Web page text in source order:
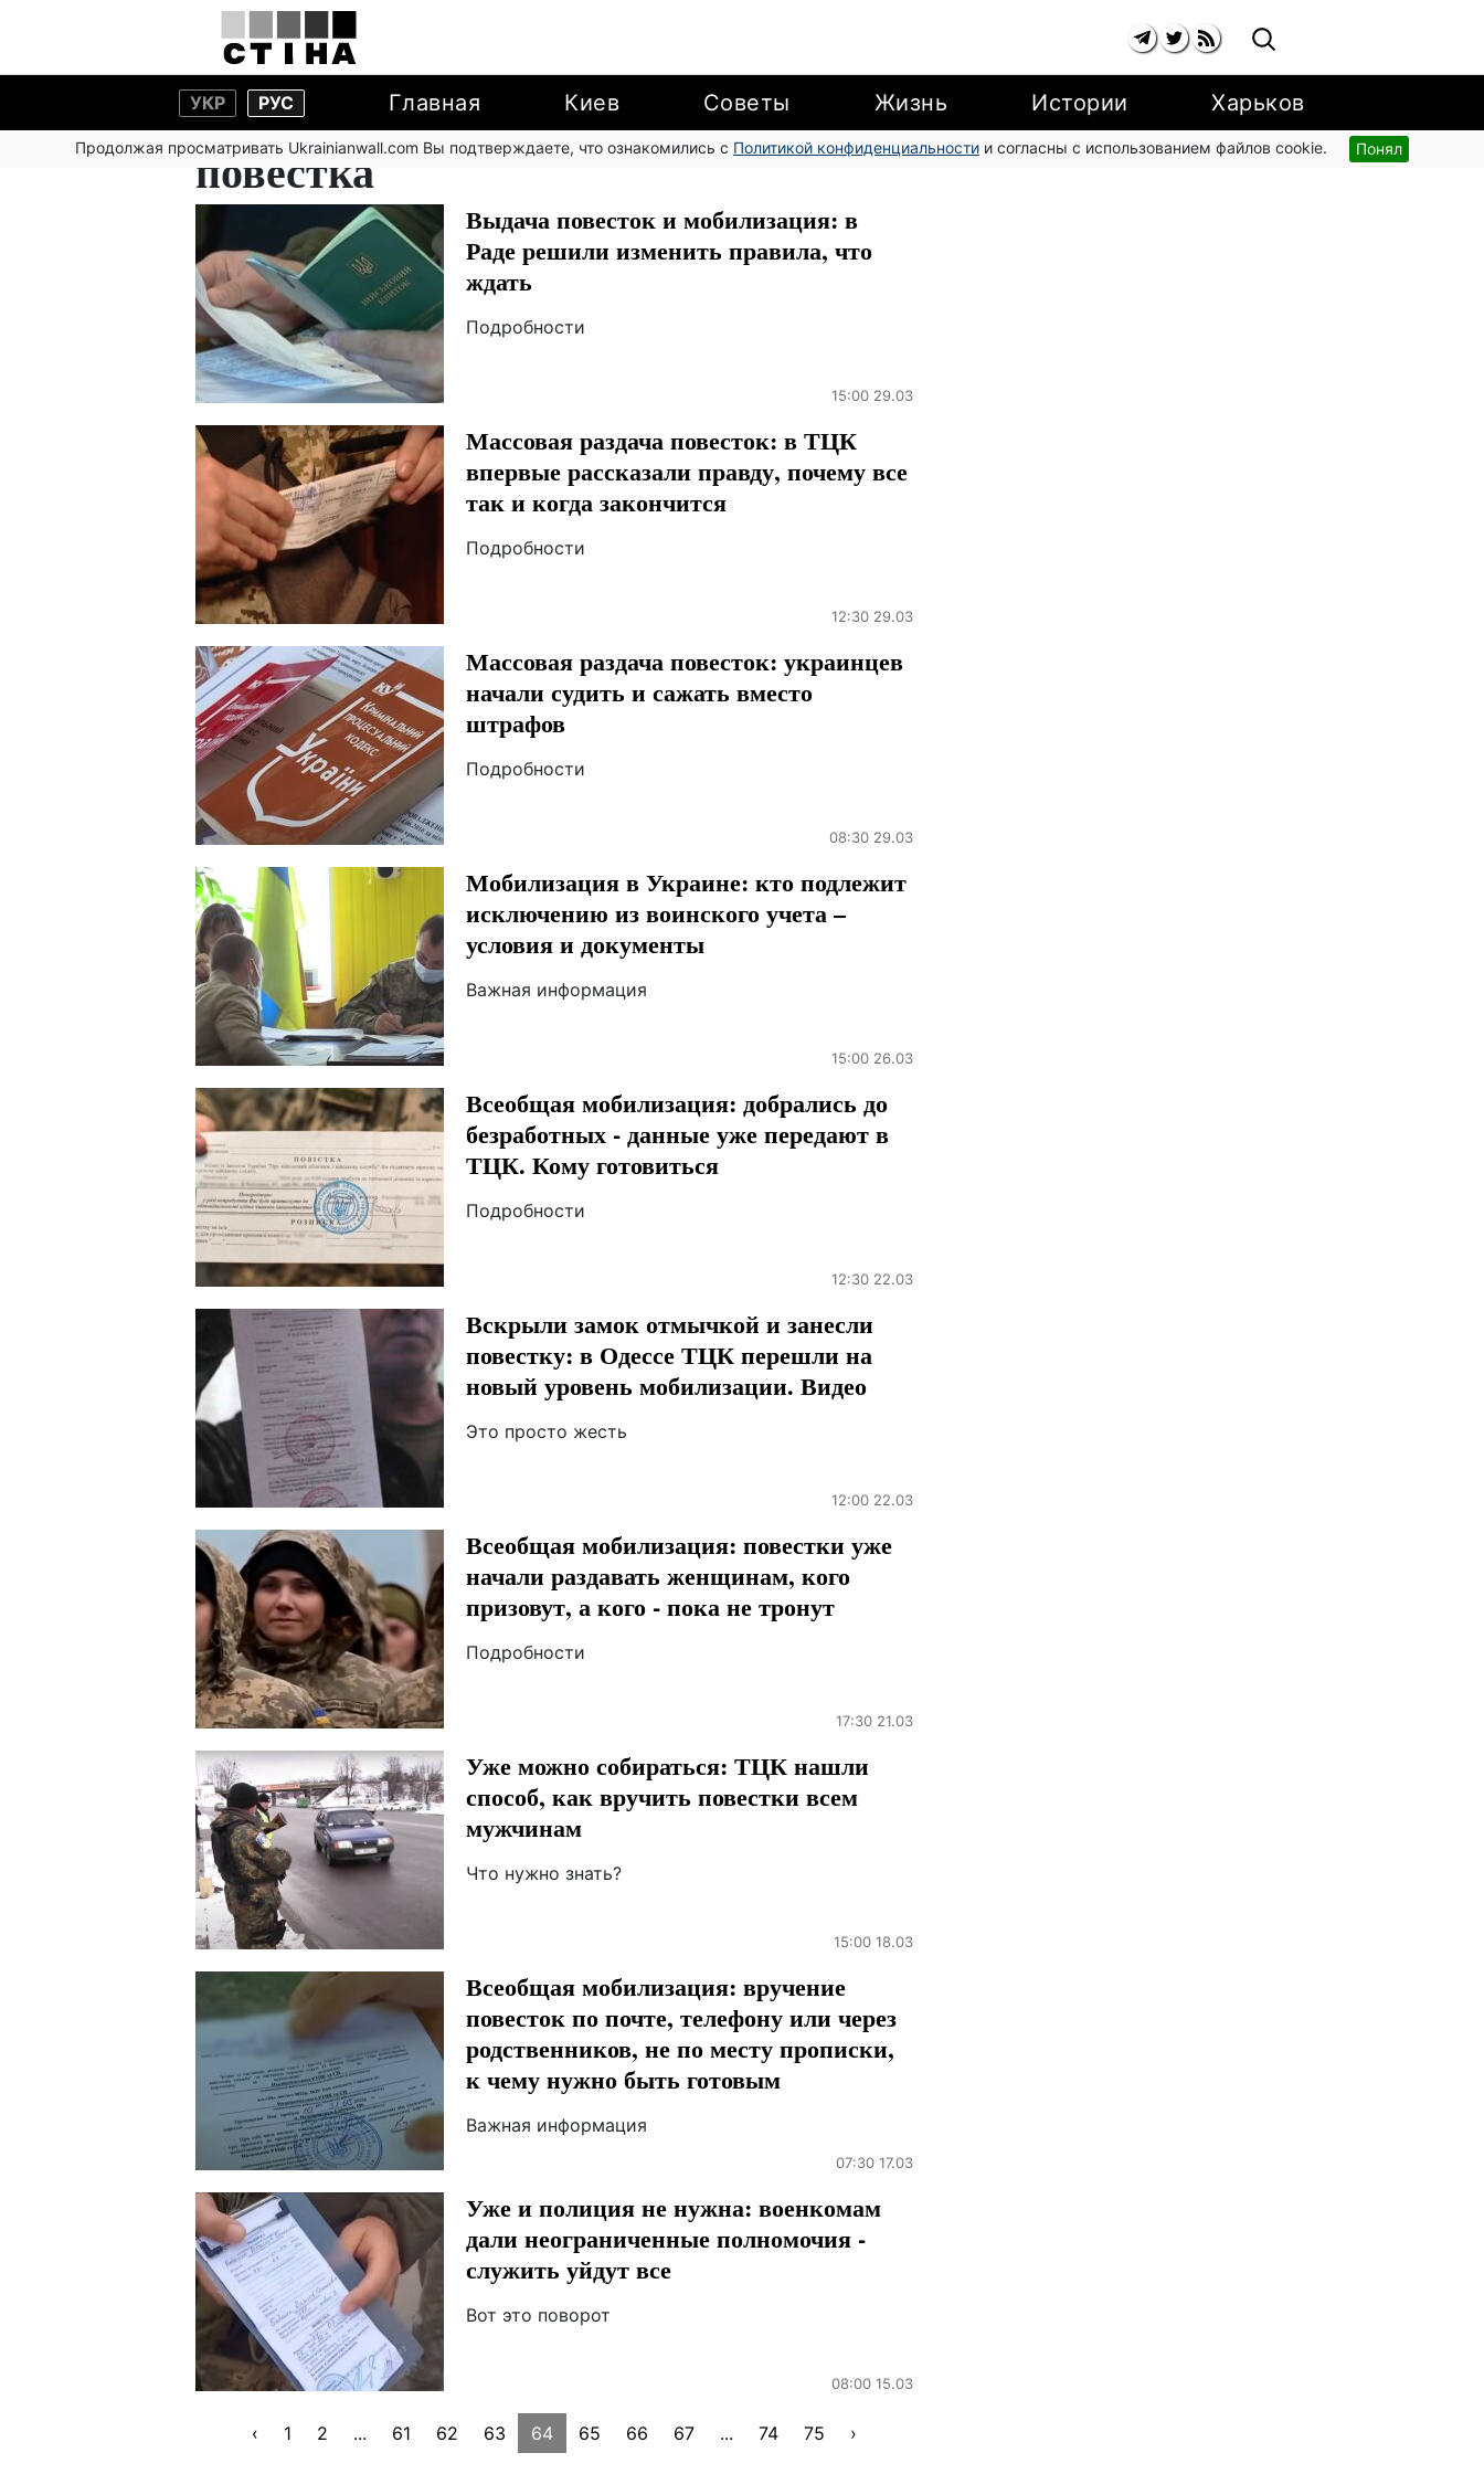
УКР РУС Главная Киев Советы Жизнь Истории Харьков
Продолжая просматривать Ukrainianwall.com Вы подтверждаете, что ознакомились с Политикой конфиденциальности и согласны с использованием файлов cookie. Понял
повестка
Выдача повесток и мобилизация: в
Раде решили изменить правила, что
ждать
Подробности
15:00 29.03
Массовая раздача повесток: в ТЦК
впервые рассказали правду, почему все
так и когда закончится
Подробности
12:30 29.03
Массовая раздача повесток: украинцев
начали судить и сажать вместо
штрафов
Подробности
08:30 29.03
Мобилизация в Украине: кто подлежит
исключению из воинского учета –
условия и документы
Важная информация
15:00 26.03
Всеобщая мобилизация: добрались до
безработных - данные уже передают в
ТЦК. Кому готовиться
Подробности
12:30 22.03
Вскрыли замок отмычкой и занесли
повестку: в Одессе ТЦК перешли на
новый уровень мобилизации. Видео
Это просто жесть
12:00 22.03
Всеобщая мобилизация: повестки уже
начали раздавать женщинам, кого
призовут, а кого - пока не тронут
Подробности
17:30 21.03
Уже можно собираться: ТЦК нашли
способ, как вручить повестки всем
мужчинам
Что нужно знать?
15:00 18.03
Всеобщая мобилизация: вручение
повесток по почте, телефону или через
родственников, не по месту прописки,
к чему нужно быть готовым
Важная информация
07:30 17.03
Уже и полиция не нужна: военкомам
дали неограниченные полномочия -
служить уйдут все
Вот это поворот
08:00 15.03
‹ 1 2 ... 61 62 63 64 65 66 67 ... 74 75 ›